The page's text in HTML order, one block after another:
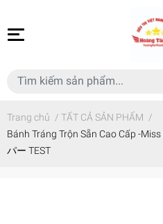
Trang chủ / TẤT CẢ SẢN PHẨM /
Bánh Tráng Trộn Sẵn Cao Cấp -
パー TEST